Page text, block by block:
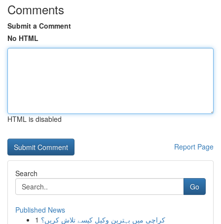
Comments
Submit a Comment
No HTML
HTML is disabled
Report Page
Search
Go
Published News
1 کراچی میں بہترین وکیل کیسے تلاش کریں؟